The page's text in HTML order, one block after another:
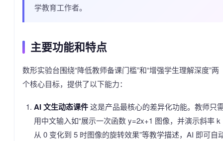
学教育工作者。
主要功能和特点
数形实验台围绕“降低教师备课门槛”和“增强学生理解深度”两
个核心目标，提供了以下能力：
AI 文生动态课件这是产品最核心的差异化功能。教师只
用中文输入如“展示一次函数 y=2x+1 图像，并演示斜率 k
从 0 变化到 5 时图像的旋转效果”等教学描述，AI 即可自